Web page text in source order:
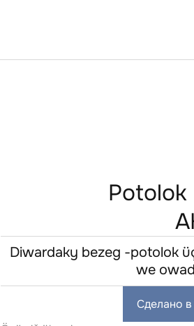
Potolok
Diwardaky bezeg -potolok
we
Сделано